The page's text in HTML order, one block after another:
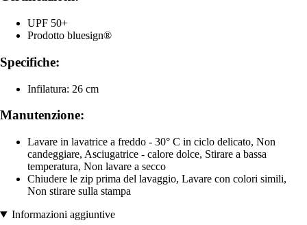
UPF 50+
Prodotto bluesign®
Specifiche:
Infilatura: 26 cm
Manutenzione:
Lavare in lavatrice a freddo - 30° C in ciclo delicato, Non
candeggiare, Asciugatrice - calore dolce, Stirare a bassa
temperatura, Non lavare a secco
Chiudere le zip prima del lavaggio, Lavare con colori simili,
Non stirare sulla stampa
Informazioni aggiuntive